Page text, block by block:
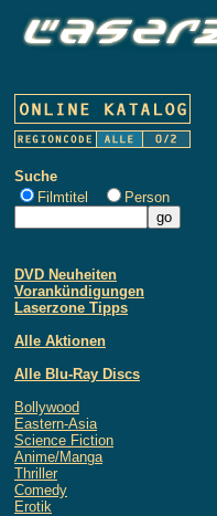
Suche
Filmtitel
Person
DVD Neuheiten
Vorankündigungen
Laserzone Tipps
Alle Aktionen
Alle Blu-Ray Discs
Bollywood
Eastern-Asia
Science Fiction
Anime/Manga
Thriller
Comedy
Erotik